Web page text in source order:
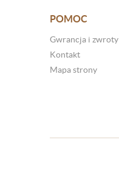
POMOC
Gwrancja i zwroty
Kontakt
Mapa strony